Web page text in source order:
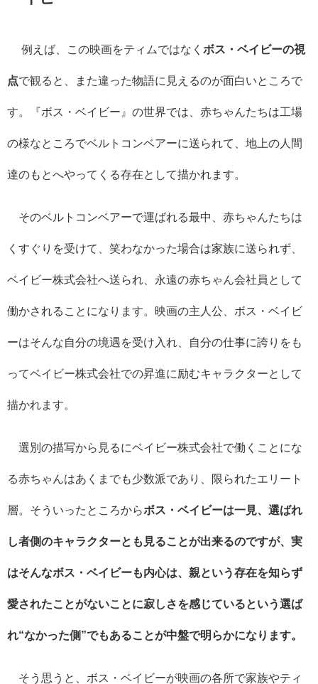
例えば、この映画をティムではなく ボス・ベイビーの視
点で観ると、また違った物語に見えるのが面白いところで
す。『ボス・ベイビー』の世界では、赤ちゃんたちは工場
の様なところでベルトコンベアーに送られて、地上の人間
達のもとへやってくる存在として描かれます。
そのベルトコンベアーで運ばれる最中、赤ちゃんたちは
くすぐりを受けて、笑わなかった場合は家族に送られず、
ベイビー株式会社へ送られ、永遠の赤ちゃん会社員として
働かされることになります。映画の主人公、ボス・ベイビ
ーはそんな自分の境遇を受け入れ、自分の仕事に誇りをも
ってベイビー株式会社での昇進に励むキャラクターとして
描かれます。
選別の描写から見るにベイビー株式会社で働くことにな
る赤ちゃんはあくまでも少数派であり、限られたエリート
層。そういったところからボス・ベイビーは一見、選ばれ
し者側のキャラクターとも見ることが出来るのですが、実
はそんなボス・ベイビーも内心は、親という存在を知らず
愛されたことがないことに寂しさを感じているという選ば
れ“なかった側”でもあることが中盤で明らかになります。
そう思うと、ボス・ベイビーが映画の各所で家族やティ